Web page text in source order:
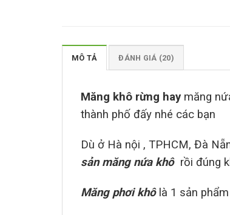
MÔ TẢ ĐÁNH GIÁ (20)
Măng khô rừng hay măng
thành phố đấy nhé các bạn
Dù ở Hà nội , TPHCM, Đà
sản măng nứa khô rồi đúng
Măng phơi khôlà 1 sản